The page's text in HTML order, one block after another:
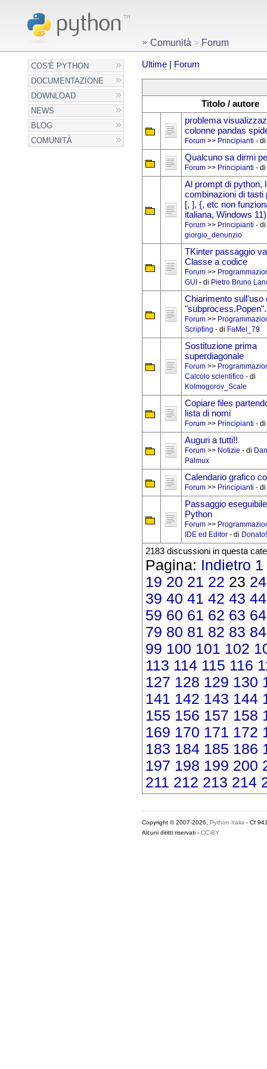
COS'È PYTHON
DOCUMENTAZIONE
DOWNLOAD
NEWS
BLOG
COMUNITÀ
Comunità > Forum
Ultime| Forum
Titolo / autore
problema
colonne pandas
Forum>> Principianti - di
Qualcuno sa dirmi
Forum>> Principianti - di
Al prompt di python,
combinazioni di tasti
[, ], {, etc non
italiana, Windows 11)
Forum>> Principianti - di
giorgio_denunzio
TKinter passaggio
Classe a codice
Forum>>
GUI- di Pietro Bruno
Chiarimento sull'uso
"subprocess.Popen".
Forum>>
Scripting - di FaMel_79
Sostituzione prima
superdiagonale
Forum>>
Calcolo scientifico- di
Kolmogorov_Scale
Copiare files
lista di nomi
Forum>> Principianti - di
Auguri a tutti!!
Forum>> Notizie - di
Palmux
Calendario grafico
Forum>> Principianti - di
Passaggio
Python
Forum>>
IDE ed Editor- di
2183 discussioni in questa
Pagina: Indietro 1
19 20 21 22 23 24
39 40 41 42 43 44
59 60 61 62 63 64
79 80 81 82 83 84
99 100 101 102
113 114 115 116
127 128 129 130
141 142 143 144
155 156 157 158
169 170 171 172
183 184 185 186
197 198 199 200
211 212 213 214
Copyright © 2007-2026, Python Italia - Cf
Alcuni diritti riservati - CC-BY